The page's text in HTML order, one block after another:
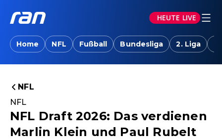
HEUTE LIVE
Home NFL Fußball Bundesliga 2. Liga
NFL
NFL
NFL Draft 2026: Das verdienen
Marlin Klein und Paul Rubelt